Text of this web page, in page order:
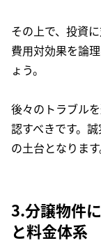
その上で、投資
費用対効果を論
ょう。
後々のトラブル
認すべきです。
の土台となります
3.分譲物件
と料金体系